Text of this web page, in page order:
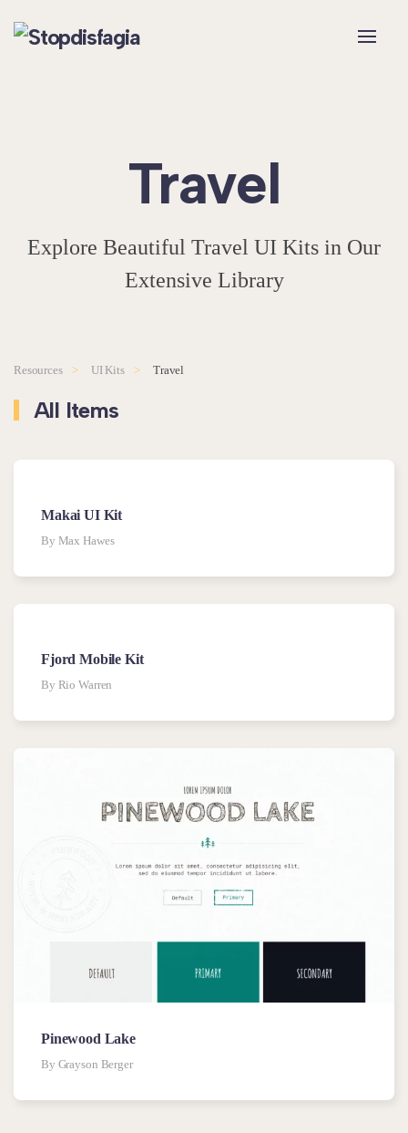
Skip to main content
Travel
Explore Beautiful Travel UI Kits in Our
Extensive Library
Resources UI Kits Travel
All Items
Makai UI Kit
By Max Hawes
Fjord Mobile Kit
By Rio Warren
Pinewood Lake
By Grayson Berger